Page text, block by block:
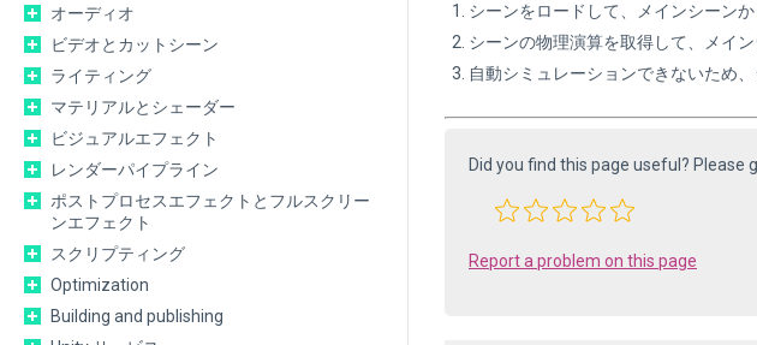
オーディオ
ビデオとカットシーン
ライティング
マテリアルとシェーダー
ビジュアルエフェクト
レンダーパイプライン
ポストプロセスエフェクトとフルスクリー
ンエフェクト
スクリプティング
Optimization
Building and publishing
シーンをロードして、メインシーンか
シーンの物理演算を取得して、メイ
自動シミュレーションできないため
Did you find this page useful? Please
Report a problem on this page